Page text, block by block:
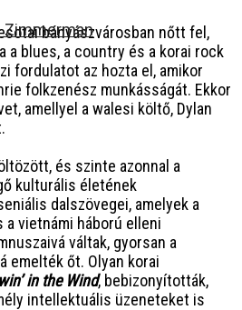
bányászvárosban nőtt fel,
a blues, a country és a korai rock
fordulatot az hozta el, amikor
folkzenész munkásságát. Ekkor
amellyel a walesi költő, Dylan
és szinte azonnal a
kulturális életének
dalszövegei, amelyek a
a vietnámi háború elleni
váltak, gyorsan a
emelték őt. Olyan korai
in the Wind, bebizonyították,
intellektuális üzeneteket is
Zimmerman